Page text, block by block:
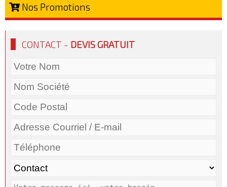
Nos Promotions
CONTACT - DEVIS GRATUIT